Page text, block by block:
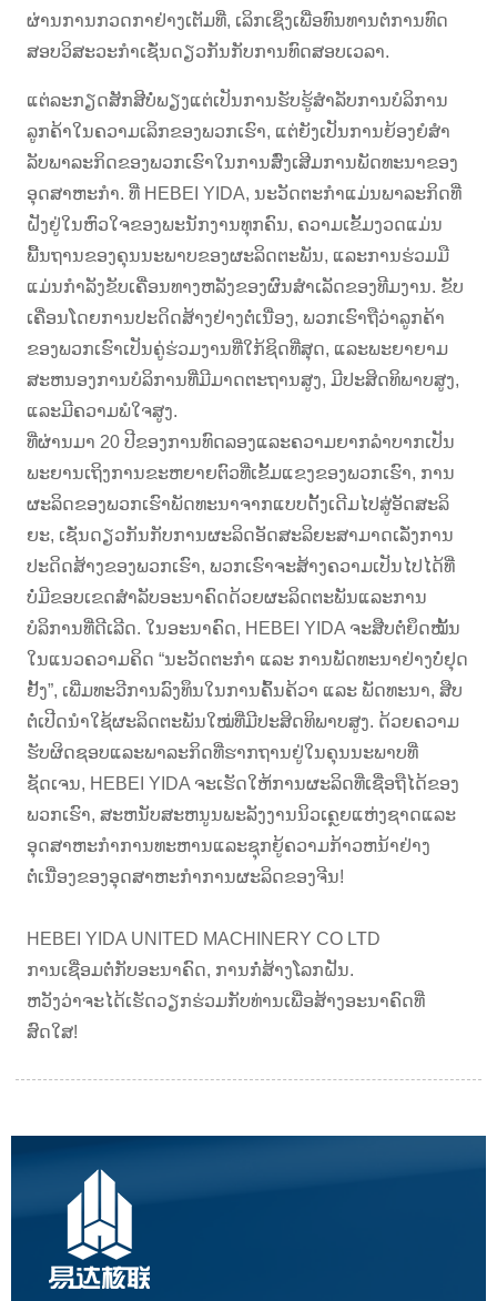
ຜ່ານການກວດກາຢ່າງເຕັມທີ່, ເລິກເຊິ່ງເພື່ອທົນທານຕໍ່ການທົດ
ສອບວິສະວະກໍາເຊັ່ນດຽວກັນກັບການທົດສອບເວລາ.
ແຕ່ລະກຽດສັກສີບໍ່ພຽງແຕ່ເປັນການຮັບຮູ້ສໍາລັບການບໍລິການ
ລູກຄ້າໃນຄວາມເລິກຂອງພວກເຮົາ, ແຕ່ຍັງເປັນການຍ້ອງຍໍສໍາ
ລັບພາລະກິດຂອງພວກເຮົາໃນການສົ່ງເສີມການພັດທະນາຂອງ
ອຸດສາຫະກໍາ. ທີ່ HEBEI YIDA, ນະວັດຕະກໍາແມ່ນພາລະກິດທີ່
ຝັງຢູ່ໃນຫົວໃຈຂອງພະນັກງານທຸກຄົນ, ຄວາມເຂັ້ມງວດແມ່ນ
ພື້ນຖານຂອງຄຸນນະພາບຂອງຜະລິດຕະພັນ, ແລະການຮ່ວມມື
ແມ່ນກໍາລັງຂັບເຄື່ອນທາງຫລັງຂອງຜົນສໍາເລັດຂອງທີມງານ. ຂັບ
ເຄື່ອນໂດຍການປະດິດສ້າງຢ່າງຕໍ່ເນື່ອງ, ພວກເຮົາຖືວ່າລູກຄ້າ
ຂອງພວກເຮົາເປັນຄູ່ຮ່ວມງານທີ່ໃກ້ຊິດທີ່ສຸດ, ແລະພະຍາຍາມ
ສະຫນອງການບໍລິການທີ່ມີມາດຕະຖານສູງ, ມີປະສິດທິພາບສູງ,
ແລະມີຄວາມພໍໃຈສູງ.
ທີ່ຜ່ານມາ 20 ປີຂອງການທົດລອງແລະຄວາມຍາກລໍາບາກເປັນ
ພະຍານເຖິງການຂະຫຍາຍຕົວທີ່ເຂັ້ມແຂງຂອງພວກເຮົາ, ການ
ຜະລິດຂອງພວກເຮົາພັດທະນາຈາກແບບດັ້ງເດີມໄປສູ່ອັດສະລິ
ຍະ, ເຊັ່ນດຽວກັນກັບການຜະລິດອັດສະລິຍະສາມາດເລັ່ງການ
ປະດິດສ້າງຂອງພວກເຮົາ, ພວກເຮົາຈະສ້າງຄວາມເປັນໄປໄດ້ທີ່
ບໍ່ມີຂອບເຂດສໍາລັບອະນາຄົດດ້ວຍຜະລິດຕະພັນແລະການ
ບໍລິການທີ່ດີເລີດ. ໃນ​ອະ​ນາ​ຄົດ, HEBEI YIDA ຈະ​ສືບ​ຕໍ່​ຍຶດ​ໝັ້ນ​
ໃນ​ແນວ​ຄວາມ​ຄິດ “ນະ​ວັດ​ຕະ​ກຳ ແລະ ການ​ພັດ​ທະ​ນາ​ຢ່າງ​ບໍ່​ຢຸດ​
ຢັ້ງ”, ເພີ່ມ​ທະ​ວີ​ການ​ລົງ​ທຶນ​ໃນ​ການ​ຄົ້ນ​ຄ້​ວາ ແລະ ພັດ​ທະ​ນາ, ສືບ​
ຕໍ່​ເປີດ​ນຳ​ໃຊ້​ຜະ​ລິດ​ຕະ​ພັນ​ໃໝ່​ທີ່​ມີ​ປະ​ສິດ​ທິ​ພາບ​ສູງ. ດ້ວຍຄວາມ
ຮັບຜິດຊອບແລະພາລະກິດທີ່ຮາກຖານຢູ່ໃນຄຸນນະພາບທີ່
ຊັດເຈນ, HEBEI YIDA ຈະເຮັດໃຫ້ການຜະລິດທີ່ເຊື່ອຖືໄດ້ຂອງ
ພວກເຮົາ, ສະຫນັບສະຫນູນພະລັງງານນິວເຄຼຍແຫ່ງຊາດແລະ
ອຸດສາຫະກໍາການທະຫານແລະຊຸກຍູ້ຄວາມກ້າວຫນ້າຢ່າງ
ຕໍ່ເນື່ອງຂອງອຸດສາຫະກໍາການຜະລິດຂອງຈີນ!
HEBEI YIDA UNITED MACHINERY CO LTD
ການ​ເຊື່ອມ​ຕໍ່​ກັບ​ອະ​ນາ​ຄົດ​, ການ​ກໍ່​ສ້າງ​ໂລກ​ຝັນ​.
ຫວັງວ່າຈະໄດ້ເຮັດວຽກຮ່ວມກັບທ່ານເພື່ອສ້າງອະນາຄົດທີ່
ສົດໃສ!